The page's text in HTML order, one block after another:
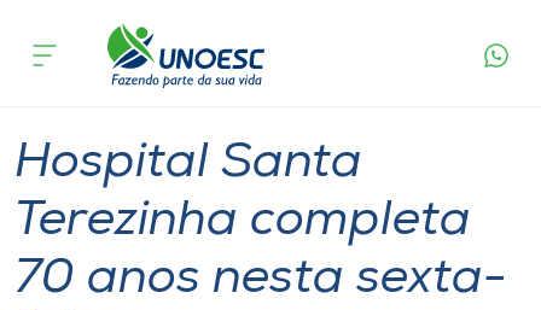
Cursos
Pesquisa
Atendimento ao Estudante
acontece
Hospital Santa
Terezinha completa
70 anos nesta sexta-